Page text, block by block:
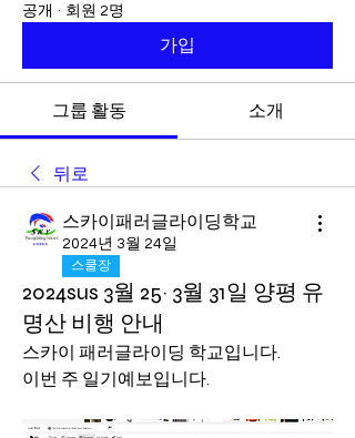
공개 · 회원 2명
가입
그룹 활동 소개
뒤로
스카이패러글라이딩학교
2024년 3월 24일
스쿨장
2024sus 3월 25~ 3월 31일 양평 유
명산 비행 안내
스카이 패러글라이딩 학교입니다.
이번 주 일기예보입니다.